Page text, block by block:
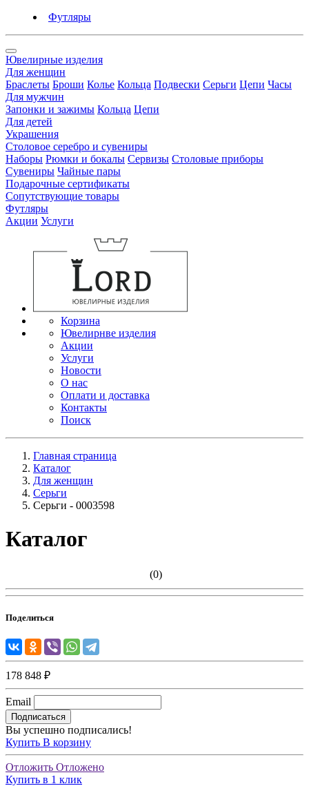
Футляры
Ювелирные изделия
Для женщин
Браслеты Броши Колье Кольца Подвески Серьги Цепи Часы
Для мужчин
Запонки и зажимы Кольца Цепи
Для детей
Украшения
Столовое серебро и сувениры
Наборы Рюмки и бокалы Сервизы Столовые приборы
Сувениры Чайные пары
Подарочные сертификаты
Сопутствующие товары
Футляры
Акции Услуги
Корзина
Ювелирнве изделия
Акции
Услуги
Новости
О нас
Оплати и доставка
Контакты
Поиск
Главная страница
Каталог
Для женщин
Серьги
Серьги - 0003598
Каталог
(0)
Поделиться
178 848 ₽
Email
Подписаться
Вы успешно подписались!
Купить В корзину
Отложить Отложено
Купить в 1 клик